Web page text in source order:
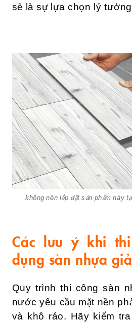
sẽ là sự lựa chọn lý
không nên lắp đặt sản phẩm này
Các lưu ý khi
dụng sàn nhựa
Quy trình thi công sàn
nước yêu cầu mặt nền
và khô ráo. Hãy kiểm